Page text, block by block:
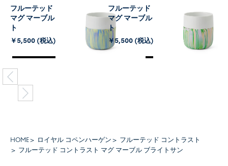
フルーテッド コントラスト
マグ マーブル ノーザンライ
ト
￥5,500 (税込)
フルーテッド コントラスト
マグ マーブル ライムバース
ト
￥5,500 (税込)
HOME ロイヤル コペンハーゲン
フルーテッド コントラスト
フルーテッド コントラスト マグ マーブル ブライトサン